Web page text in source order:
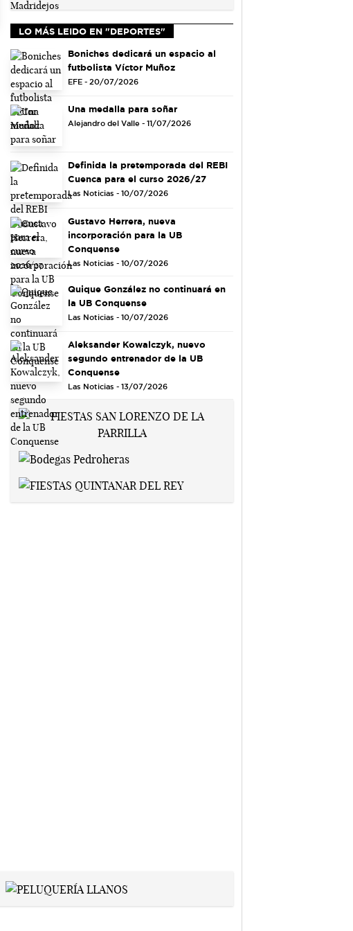
LO MÁS LEIDO EN "DEPORTES"
Boniches dedicará un espacio al
futbolista Víctor Muñoz
EFE - 20/07/2026
Una medalla para soñar
Alejandro del Valle - 11/07/2026
Definida la pretemporada del REBI
Cuenca para el curso 2026/27
Las Noticias - 10/07/2026
Gustavo Herrera, nueva
incorporación para la UB
Conquense
Las Noticias - 10/07/2026
Quique González no continuará en
la UB Conquense
Las Noticias - 10/07/2026
Aleksander Kowalczyk, nuevo
segundo entrenador de la UB
Conquense
Las Noticias - 13/07/2026